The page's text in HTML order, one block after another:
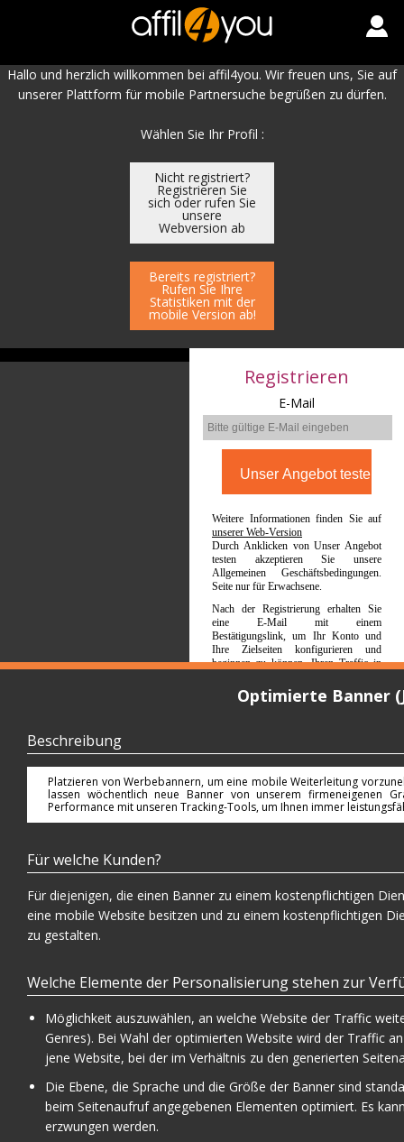
Hallo und herzlich willkommen bei affil4you. Wir freuen uns, Sie auf
unserer Plattform für mobile Partnersuche begrüßen zu dürfen.
Wählen Sie Ihr Profil :
Nicht registriert?
Registrieren Sie
sich oder rufen Sie
unsere
Webversion ab
Bereits registriert?
Rufen Sie Ihre
Statistiken mit der
mobile Version ab!
Registrieren
E-Mail
Weitere Informationen finden Sie auf
unserer Web-Version
Durch Anklicken von Unser Angebot
testen akzeptieren Sie unsere
Allgemeinen Geschäftsbedingungen.
Seite nur für Erwachsene.
Nach der Registrierung erhalten Sie
eine E-Mail mit einem
Bestätigungslink, um Ihr Konto und
Ihre Zielseiten konfigurieren und
beginnen zu können, Ihren Traffic in
Optimierte Banner
Beschreibung
Platzieren von Werbebannern, um eine mobile Weiterleitung
lassen wöchentlich neue Banner von unserem firmeneigenen
Performance mit unseren Tracking-Tools, um Ihnen immer
Für welche Kunden?
Für diejenigen, die einen Banner zu einem kostenpflichtigen
eine mobile Website besitzen und zu einem kostenpflichtigen
zu gestalten.
Welche Elemente der Personalisierung stehen zur
Möglichkeit auszuwählen, an welche Website der Traffic
Genres). Bei Wahl der optimierten Website wird der Traffic
jene Website, bei der im Verhältnis zu den generierten
Die Ebene, die Sprache und die Größe der Banner sind
beim Seitenaufruf angegebenen Elementen optimiert. Es
erzwungen werden.